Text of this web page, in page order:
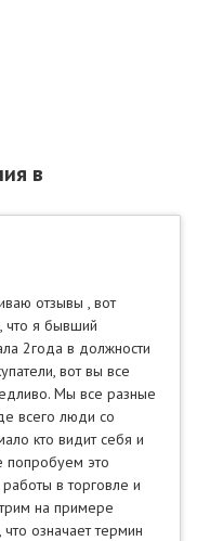
в
отзывы , вот
что я бывший
2года в должности
вот вы все
Мы все разные
всего люди со
кто видит себя и
попробуем это
в торговле и
на примере
означает термин